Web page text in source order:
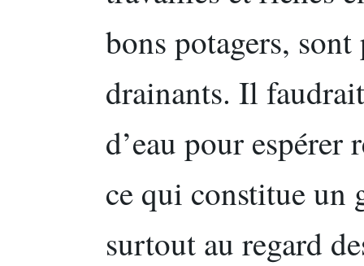
bons potagers,
drainants. Il
d’eau pour espérer
ce qui constitue un
surtout au regard